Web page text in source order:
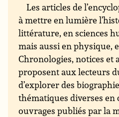
Les articles de
à mettre en lumière
littérature, en sciences
mais aussi en physique,
Chronologies, notices et
proposent aux lecteurs
d’explorer des
thématiques diverses en
ouvrages publiés par la